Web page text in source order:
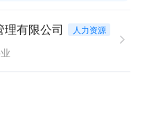
/月+加班费（900-160
有限公司 人力资源